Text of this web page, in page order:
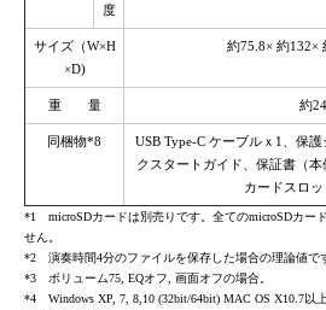
度
サイズ（W×H
×D)
約75.8× 約132×
重 量 約
同梱物*8
USB Type-C ケーブルｘ1、保
クスタートガイド、保証書（
カードスロ
*1 microSDカードは別売りです。全てのmicroSDカー
せん。
*2 演奏時間4分のファイルを保存した場合の理論値で
*3 ボリューム75, EQオフ
画面オフの場合。
*4
Windows XP, 7, 8,10 (32bit/64bit) MAC OS X10.7以